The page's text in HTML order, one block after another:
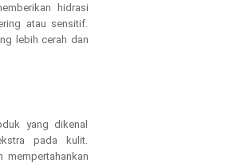
hidrasi
atau sensitif.
lebih cerah dan
yang dikenal
pada kulit.
mempertahankan